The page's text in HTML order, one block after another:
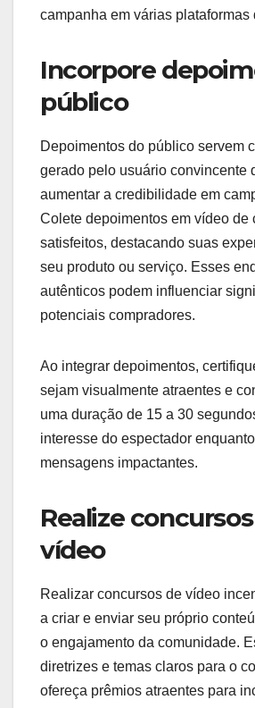
campanha em várias plataformas
Incorpore
público
Depoimentos do público servem
gerado pelo usuário convincente
aumentar a credibilidade em
Colete depoimentos em vídeo de
satisfeitos, destacando suas
seu produto ou serviço. Esses
autênticos podem influenciar
potenciais compradores.
Ao integrar depoimentos,
sejam visualmente atraentes e
uma duração de 15 a 30
interesse do espectador
mensagens impactantes.
Realize
vídeo
Realizar concursos de vídeo
a criar e enviar seu próprio
o engajamento da comunidade.
diretrizes e temas claros para o
ofereça prêmios atraentes para